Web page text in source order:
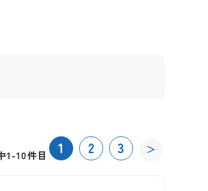
1-10件目 1 2 3 ＞